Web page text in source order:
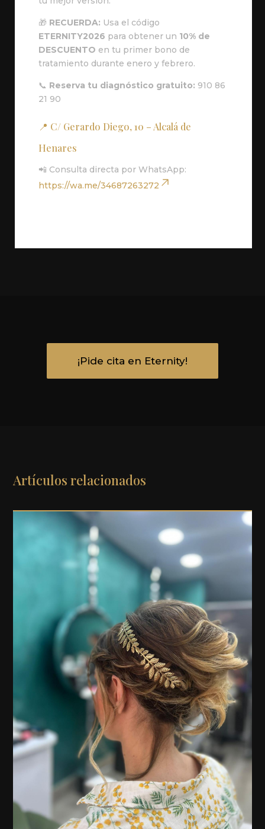
🎁 RECUERDA: Usa el código
ETERNITY2026 para obtener un 10% de
DESCUENTO en tu primer bono de
tratamiento durante enero y febrero.
📞 Reserva tu diagnóstico gratuito: 910 86
21 90
📍 C/ Gerardo Diego, 10 – Alcalá de
Henares
📲 Consulta directa por WhatsApp:
https://wa.me/34687263272
¡Pide cita en Eternity!
Artículos relacionados